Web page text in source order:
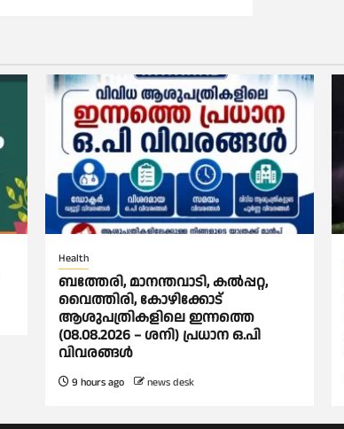
Health
ബത്തേരി, മാനന്തവാടി, കൽപ്പറ്റ,
വൈത്തിരി, കോഴിക്കോട്
ആശുപത്രികളിലെ ഇന്നത്തെ
(08.08.2026 – ശനി) പ്രധാന ഒ.പി
വിവരങ്ങൾ
9 hours ago news desk